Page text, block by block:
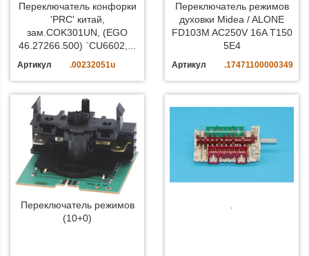
Переключатель конфорки
'PRC' китай,
зам.COK301UN, (EGO
46.27266.500) `CU6602,...
Артикул .00232051u
Переключатель режимов
духовки Midea / ALONE
FD103M AC250V 16A T150
5E4
Артикул .17471100000349
Переключатель режимов
(10+0)